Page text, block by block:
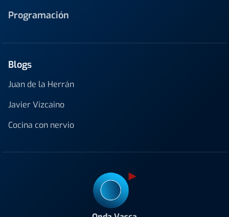
Programación
Blogs
Juan de la Herrán
Javier Vizcaino
Cocina con nervio